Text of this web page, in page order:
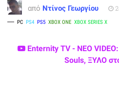
από Ντίνος Γεωργίου
PC PS4 PS5 XBOX ONE XBOX SERIES X
Enternity TV - ΝΕΟ
Souls, ΞΥΛΟ